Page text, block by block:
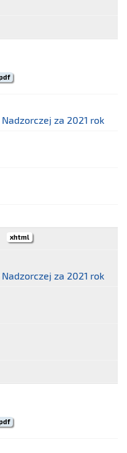
za 2021 rok
xhtml
za 2021 rok